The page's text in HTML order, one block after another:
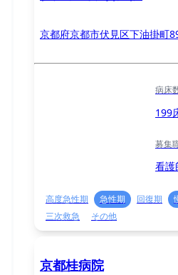
京都府京都市伏見区下油掛町
病床
199
募集
看護
高度急性期 急性期 回復期
三次救急
その他
京都桂病院